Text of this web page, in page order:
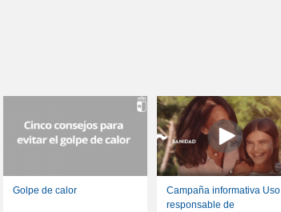
Golpe de calor
Campaña informativa Uso
responsable de